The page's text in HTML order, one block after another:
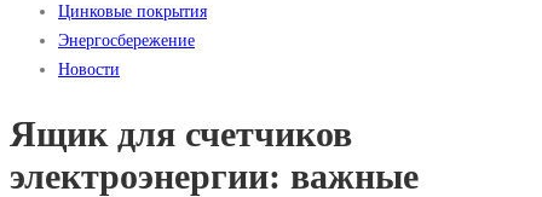
Цинковые покрытия
Энергосбережение
Новости
Ящик для счетчиков
электроэнергии: важные